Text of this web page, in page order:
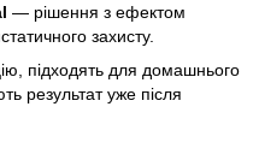
— рішення з ефектом
захисту.
підходять для домашнього
результат уже після